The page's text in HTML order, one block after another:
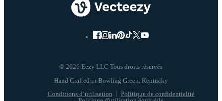
© 2026 Eezy LLC Tous droits réservés
Conditions d’utilisation
Politique de confidentialité